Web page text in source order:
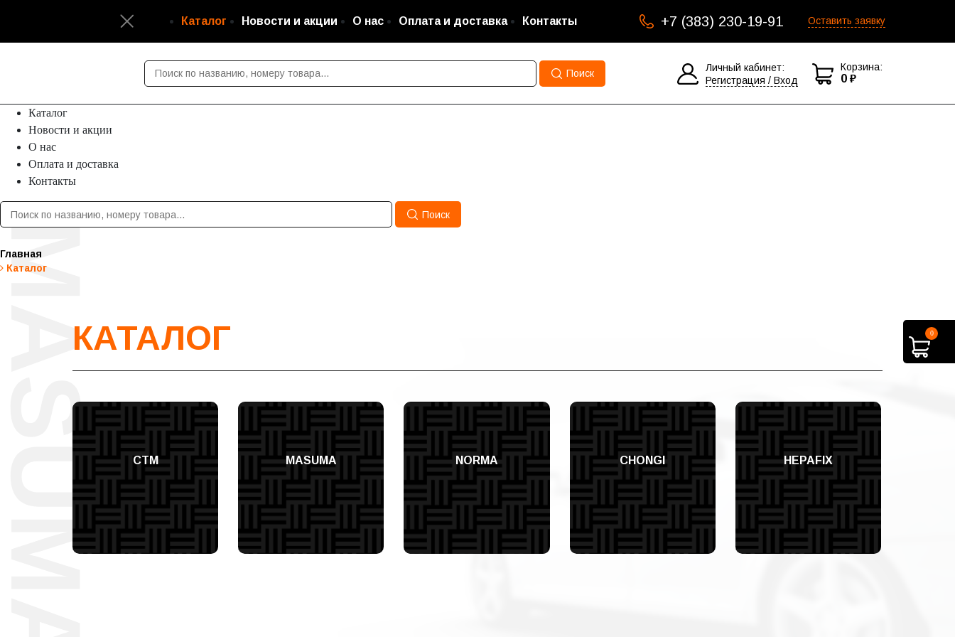
Каталог Новости и акции О нас Оплата и доставка Контакты +7 (383) 230-19-91 Оставить заявку
Поиск
Личный кабинет:
Регистрация / Вход
Корзина:
0 ₽
Каталог
Новости и акции
О нас
Оплата и доставка
Контакты
Поиск
Главная
Каталог
КАТАЛОГ
СТМ MASUMA NORMA CHONGI HEPAFIX
0